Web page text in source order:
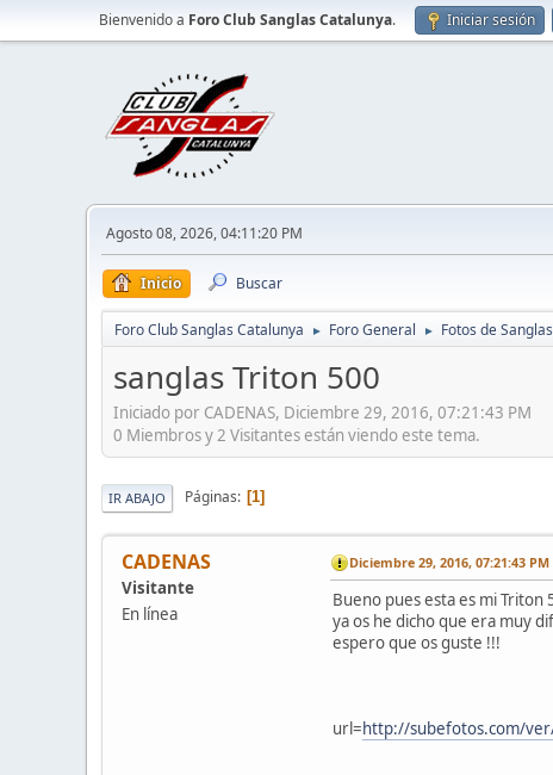
Bienvenido a Foro Club Sanglas Catalunya. Iniciar sesión
Agosto 08, 2026, 04:11:20 PM
Inicio Buscar
Foro Club Sanglas Catalunya ► Foro General ► Fotos de Sanglas
sanglas Triton 500
Iniciado por CADENAS, Diciembre 29, 2016, 07:21:43 PM
0 Miembros y 2 Visitantes están viendo este tema.
IR ABAJO Páginas 1
CADENAS
Visitante
En línea
Diciembre 29, 2016, 07:21:43 PM
Bueno pues esta es mi Triton
ya os he dicho que era muy
espero que os guste !!!
url=http://subefotos.com/